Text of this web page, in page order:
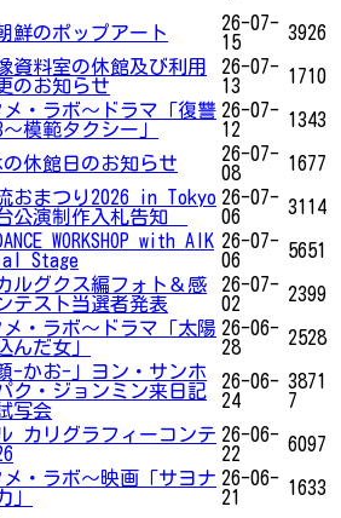
鮮のポップアート
26-07-
15
3926
資料室の休館及び利用
のお知らせ
26-07-
13
1710
メ・ラボ～ドラマ「復讐
模範タクシー」
26-07-
12
1343
の休館日のお知らせ
26-07-
08
1677
おまつり2026 in Tokyo
公演制作入札告知
26-07-
06
3114
WORKSHOP with AIK
Stage
26-07-
06
5651
ルグクス編フォト＆感
テスト当選者発表
26-07-
02
2399
メ・ラボ～ドラマ「太陽
んだ女」
26-06-
28
2528
-かお-」ヨン・サンホ
ク・ジョンミン来日記
写会
26-06-
24
3871
7
カリグラフィーコンテ 26-06-
22
6097
メ・ラボ～映画「サヨナ
」
26-06-
21
1633